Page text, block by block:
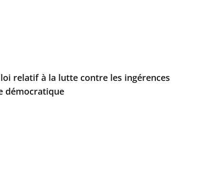
relatif à la lutte contre les ingérences
démocratique